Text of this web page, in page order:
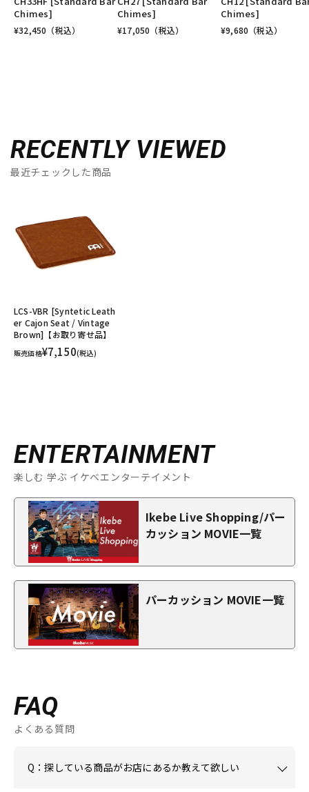
Chimes]
¥32,450 （税込）
Chimes]
¥17,050 （税込）
Chimes]
¥9,680 （税込）
RECENTLY VIEWED
最近チェックした商品
LCS-VBR [Syntetic Leath
er Cajon Seat / Vintage
Brown]【お取り寄せ品】
販売価格¥7,150(税込)
ENTERTAINMENT
楽しむ 学ぶ イケベエンターテイメント
Ikebe Live Shopping/パー
カッション MOVIE一覧
パーカッション MOVIE一覧
FAQ
よくある質問
Q：探している商品がお店にあるか教えて欲しい